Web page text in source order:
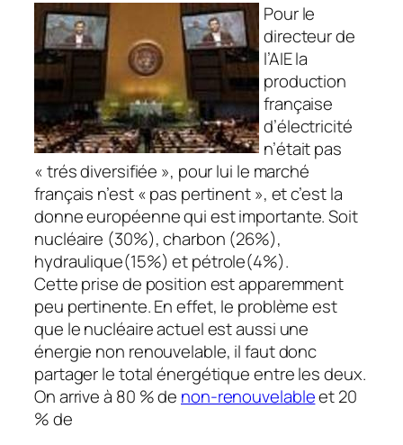
Pour le
directeur de
l’AIE la
production
française
d’électricité
n’était pas
« trés diversifiée », pour lui le marché
français n’est « pas pertinent », et c’est la
donne européenne qui est importante. Soit
nucléaire (30%), charbon (26%),
hydraulique(15%) et pétrole(4%).
Cette prise de position est apparemment
peu pertinente. En effet, le problème est
que le nucléaire actuel est aussi une
énergie non renouvelable, il faut donc
partager le total énergétique entre les deux.
On arrive à 80 % de non-renouvelableet 20
% de